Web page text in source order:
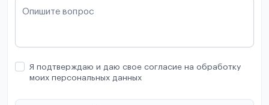
Опишите вопрос
Я подтверждаю и даю свое согласие на обработку
моих персональных данных